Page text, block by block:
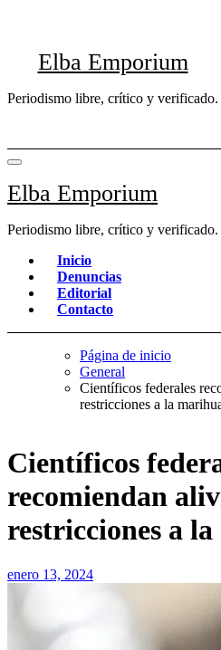
Elba Emporium
Periodismo libre, crítico y verificado.
Elba Emporium
Periodismo libre, crítico y verificado.
Inicio
Denuncias
Editorial
Contacto
Página de inicio
General
Científicos federales
restricciones a la
Científicos
recomiendan
restricciones a
enero 13, 2024